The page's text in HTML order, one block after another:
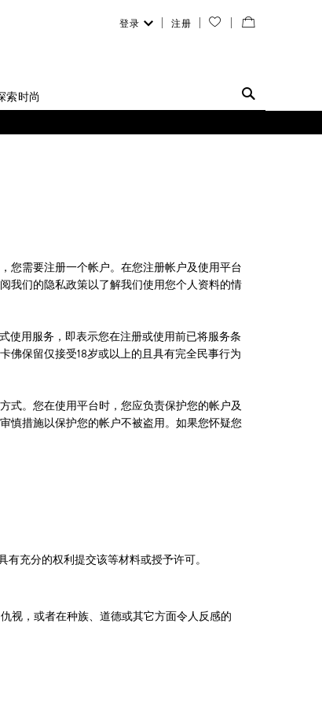
登录 注册 您
望 修
索时尚
您需要注册一个帐户。在您注册帐户及使用平台
我们的隐私政策以了解我们使用您个人资料的情
使用服务，即表示您在注册或使用前已将服务条
佛保留仅接受18岁或以上的且具有完全民事行为
式。您在使用平台时，您应负责保护您的帐户及
慎措施以保护您的帐户不被盗用。如果您怀疑您
充分的权利提交该等材料或授予许可。
视，或者在种族、道德或其它方面令人反感的